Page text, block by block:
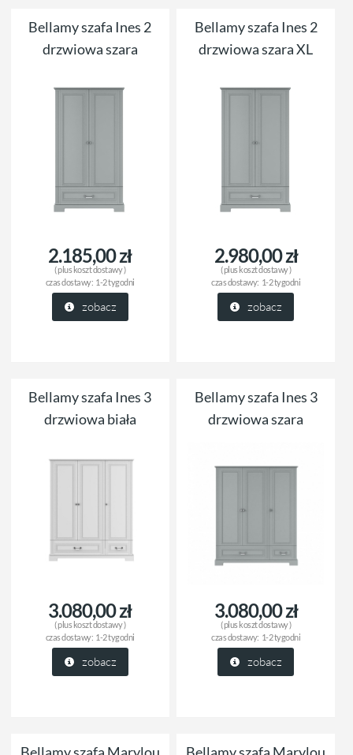
Bellamy szafa Ines 2
drzwiowa szara
2.185,00 zł
( plus koszt dostawy)
czas dostawy: 1-2 tygodni
zobacz
Bellamy szafa Ines 2
drzwiowa szara XL
2.980,00 zł
( plus koszt dostawy)
czas dostawy: 1-2 tygodni
zobacz
Bellamy szafa Ines 3
drzwiowa biała
3.080,00 zł
( plus koszt dostawy)
czas dostawy: 1-2 tygodni
zobacz
Bellamy szafa Ines 3
drzwiowa szara
3.080,00 zł
( plus koszt dostawy)
czas dostawy: 1-2 tygodni
zobacz